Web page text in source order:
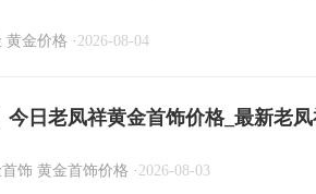
黄金价格 · 2026-08-04
今日老凤祥黄金首饰价格_最新老
饰 黄金首饰价格 · 2026-08-03